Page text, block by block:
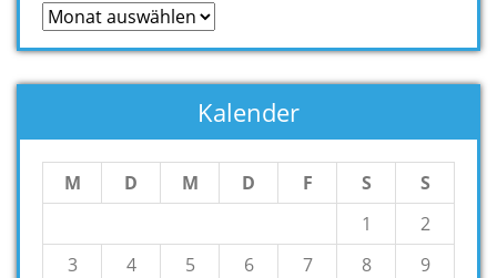
Archiv
Kalender
M D M D F S
S
1
2
3
4 5 6 7 8
9